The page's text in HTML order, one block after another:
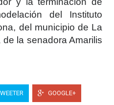
del Instituto
del municipio de La
la senadora Amarilis
GOOGLE+